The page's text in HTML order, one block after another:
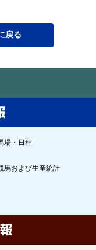
戻る
場・日程
馬および生産統計